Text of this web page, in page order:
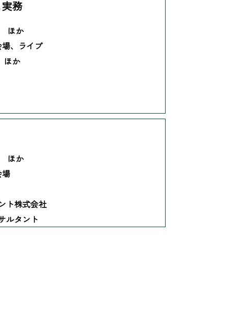
務
ほか
、ライブ
か
ほか
ト株式会社
ルタント